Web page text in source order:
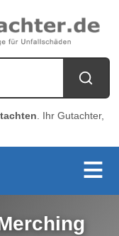
. Ihr Gutachter,